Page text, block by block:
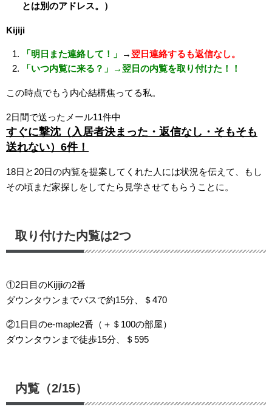
とは別のアドレス。）
Kijiji
「明日また連絡して！」 →翌日連絡するも返信なし。
「いつ内覧に来る？」→翌日の内覧を取り付けた！！
この時点でもう内心結構焦ってる私。
2日間で送ったメール11件中
すぐに撃沈（入居者決まった・返信なし・そもそも
送れない）6件！
18日と20日の内覧を提案してくれた人には状況を伝えて、もし
その頃まだ家探しをしてたら見学させてもらうことに。
取り付けた内覧は2つ
①2日目のKijijiの2番
ダウンタウンまでバスで約15分、＄470
②1日目のe-maple2番（＋＄100の部屋）
ダウンタウンまで徒歩15分、＄595
内覧（2/15）